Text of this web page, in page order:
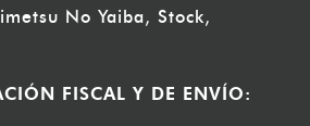
No Yaiba, Stock,
FISCAL Y DE ENVÍO: